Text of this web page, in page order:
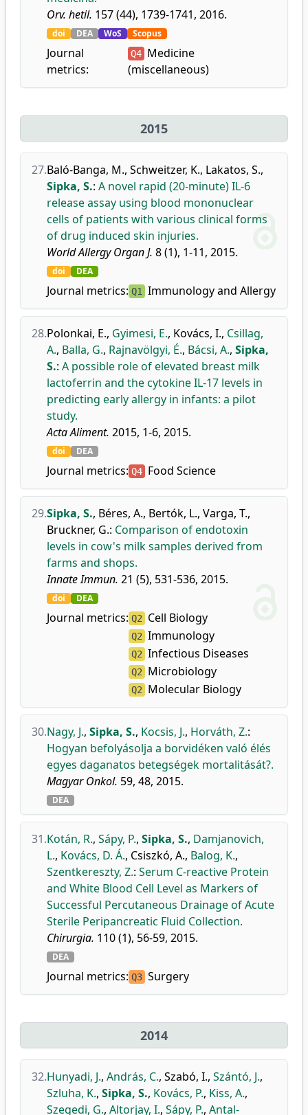
Orv. hetil. 157 (44), 1739-1741, 2016.
doi DEA WoS Scopus
Journal
metrics:
Q4 Medicine
(miscellaneous)
2015
27.Baló-Banga, M., Schweitzer, K., Lakatos, S.,
Sipka, S.: A novel rapid (20-minute) IL-6
release assay using blood mononuclear
cells of patients with various clinical forms
of drug induced skin injuries.
World Allergy Organ J. 8 (1), 1-11, 2015.
doi DEA
Journal metrics: Q1 Immunology and Allergy
28.Polonkai, E., Gyimesi, E., Kovács, I., Csillag,
A., Balla, G., Rajnavölgyi, É., Bácsi, A., Sipka,
S.: A possible role of elevated breast milk
lactoferrin and the cytokine IL-17 levels in
predicting early allergy in infants: a pilot
study.
Acta Aliment. 2015, 1-6, 2015.
doi DEA
Journal metrics: Q4 Food Science
29.Sipka, S., Béres, A., Bertók, L., Varga, T.,
Bruckner, G.: Comparison of endotoxin
levels in cow's milk samples derived from
farms and shops.
Innate Immun. 21 (5), 531-536, 2015.
doi DEA
Journal metrics: Q2 Cell Biology
Q2 Immunology
Q2 Infectious Diseases
Q2 Microbiology
Q2 Molecular Biology
30.Nagy, J., Sipka, S., Kocsis, J., Horváth, Z.:
Hogyan befolyásolja a borvidéken való élés
egyes daganatos betegségek mortalitását?.
Magyar Onkol. 59, 48, 2015.
DEA
31.Kotán, R., Sápy, P., Sipka, S., Damjanovich,
L., Kovács, D. Á., Csiszkó, A., Balog, K.,
Szentkereszty, Z.: Serum C-reactive Protein
and White Blood Cell Level as Markers of
Successful Percutaneous Drainage of Acute
Sterile Peripancreatic Fluid Collection.
Chirurgia. 110 (1), 56-59, 2015.
DEA
Journal metrics: Q3 Surgery
2014
32.Hunyadi, J., András, C., Szabó, I., Szántó, J.,
Szluha, K., Sipka, S., Kovács, P., Kiss, A.,
Szegedi, G., Altorjay, I., Sápy, P., Antal-